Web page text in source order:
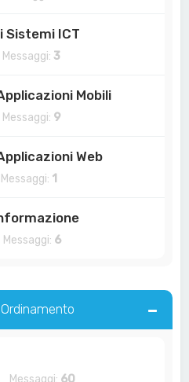
Sistemi ICT
3
Mobili
9
Web
1
6
Messaggi: 60